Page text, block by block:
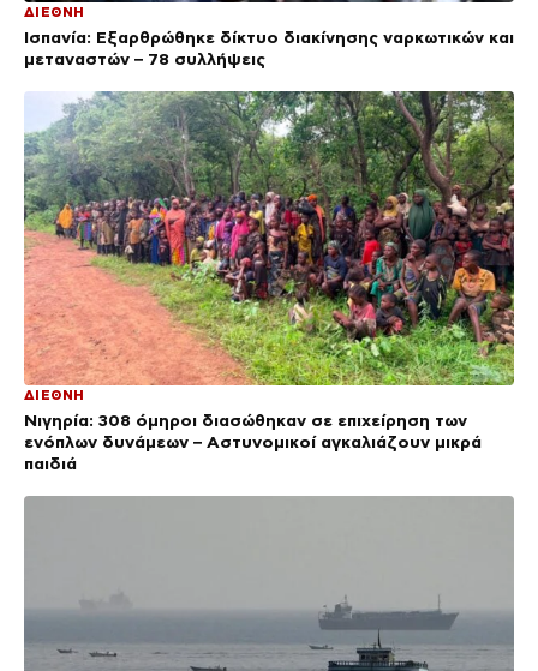
ΔΙΕΘΝΗ
Ισπανία: Εξαρθρώθηκε δίκτυο διακίνησης ναρκωτικών και
μεταναστών – 78 συλλήψεις
ΔΙΕΘΝΗ
Νιγηρία: 308 όμηροι διασώθηκαν σε επιχείρηση των
ενόπλων δυνάμεων – Αστυνομικοί αγκαλιάζουν μικρά
παιδιά